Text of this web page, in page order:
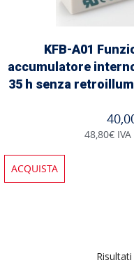
KFB-A01
accumulatore
35 h senza
48,80€
ACQUISTA